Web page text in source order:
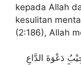
kepada Allah
kesulitan
(2:186), Allah
دَعْوَةَ الدَّاعِ